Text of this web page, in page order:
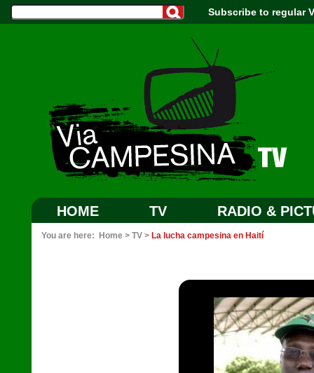
Subscribe to regular
HOME TV RADIO &
You are here: Home > TV > La lucha campesina en Haití